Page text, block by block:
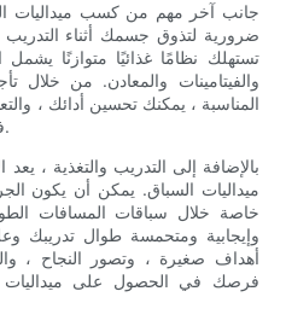
جانب آخر مهم من كسب ميداليات
ضرورية لتذوق جسمك أثناء
تستهلك نظامًا غذائيًا متوازنًا يشمل
والفيتامينات والمعادن. من خلال
المناسبة ، يمكنك تحسين أدائك ،
في الحصول على ميداليات السباق.
بالإضافة إلى التدريب والتغذية ،
ميداليات السباق. يمكن أن يكون
خاصة خلال سباقات المسافات
وإيجابية ومتحمسة طوال تدريبك
أهداف صغيرة ، وتصور النجاح ،
فرصك في الحصول على ميداليات